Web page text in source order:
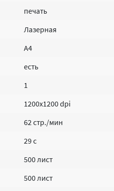
печать
Лазерная
A4
есть
1
1200x1200 dpi
62 стр./мин
29 с
500 лист
500 лист